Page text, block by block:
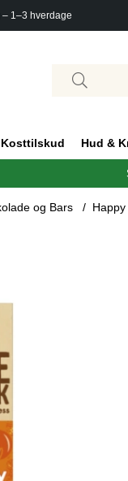
1–3 hverdage
Kosttilskud Hud &
og Bars